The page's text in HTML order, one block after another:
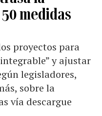
medidas
proyectos para
y ajustar
legisladores,
sobre la
vía descargue